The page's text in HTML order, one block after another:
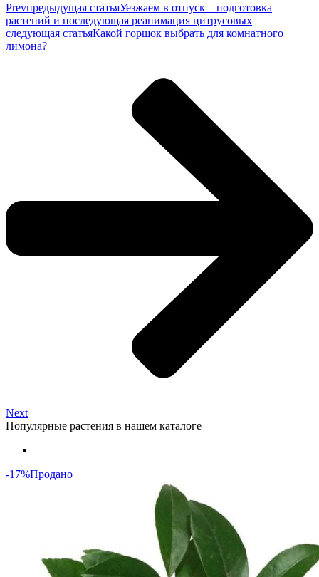
Prevпредыдущая статьяУезжаем в отпуск – подготовка
растений и последующая реанимация цитрусовых
следующая статьяКакой горшок выбрать для комнатного
лимона?
Next
Популярные растения в нашем каталоге
-17%Продано